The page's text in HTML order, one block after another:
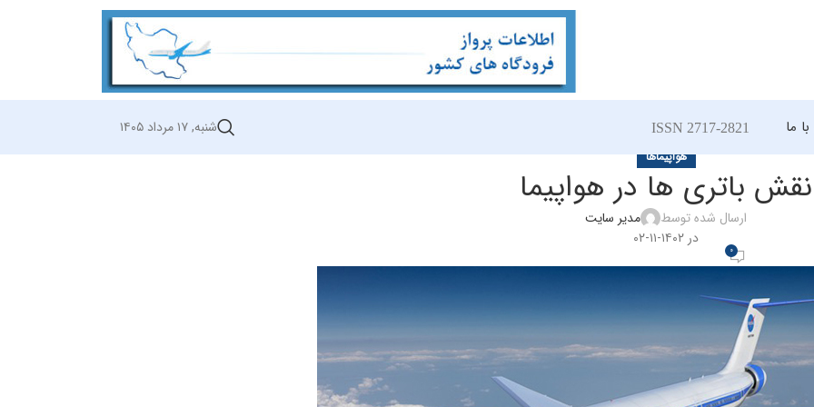
ما ISSN 2717-2821 شنبه, ۱۷ مرداد ۱۴۰۵
هواپیماها
نقش باتری ها در هواپیما
ارسال شده توسط
مدیر سایت
در ۱۴۰۲-۱۱-۰۲
0